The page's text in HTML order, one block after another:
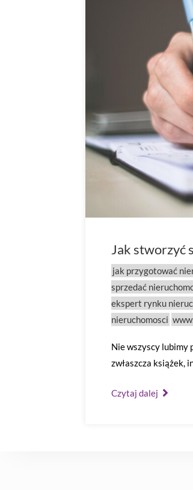
Jak stworzyć
jak przygotować
sprzedać
ekspert rynku
nieruchomosci
Nie wszyscy lubimy
zwłaszcza książek,
Czytaj dalej